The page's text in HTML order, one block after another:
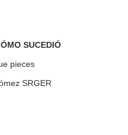
SUCEDIÓ
pieces
SRGER